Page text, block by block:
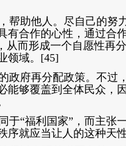
助他人。尽自己的努
有合作的心性，通过合
从而形成一个自愿性再
领域。[45]
府再分配政策。不过
能够覆盖到全体民众，
“福利国家”，而主张
序就应当让人的这种天